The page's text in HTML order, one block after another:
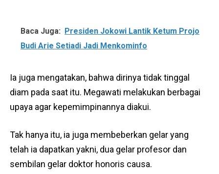
Baca Juga: Presiden Jokowi Lantik Ketum Projo
Budi Arie Setiadi Jadi Menkominfo
Ia juga mengatakan, bahwa dirinya tidak tinggal
diam pada saat itu. Megawati melakukan berbagai
upaya agar kepemimpinannya diakui.
Tak hanya itu, ia juga membeberkan gelar yang
telah ia dapatkan yakni, dua gelar profesor dan
sembilan gelar doktor honoris causa.